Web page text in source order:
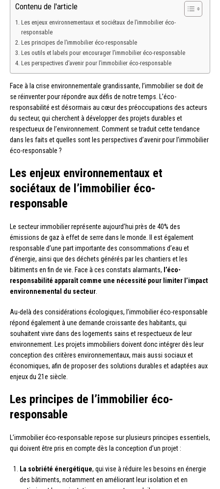
Contenu de l'article
Les enjeux environnementaux et sociétaux de l’immobilier éco-
responsable
Les principes de l’immobilier éco-responsable
Les outils et labels pour encourager l’immobilier éco-responsable
Les perspectives d’avenir pour l’immobilier éco-responsable
Face à la crise environnementale grandissante, l’immobilier se doit de
se réinventer pour répondre aux défis de notre temps. L’éco-
responsabilité est désormais au cœur des préoccupations des acteurs
du secteur, qui cherchent à développer des projets durables et
respectueux de l’environnement. Comment se traduit cette tendance
dans les faits et quelles sont les perspectives d’avenir pour l’immobilier
éco-responsable ?
Les enjeux environnementaux et
sociétaux de l’immobilier éco-
responsable
Le secteur immobilier représente aujourd’hui près de 40% des
émissions de gaz à effet de serre dans le monde. Il est également
responsable d’une part importante des consommations d’eau et
d’énergie, ainsi que des déchets générés par les chantiers et les
bâtiments en fin de vie. Face à ces constats alarmants, l’éco-
responsabilité apparaît comme une nécessité pour limiter l’impact
environnemental du secteur.
Au-delà des considérations écologiques, l’immobilier éco-responsable
répond également à une demande croissante des habitants, qui
souhaitent vivre dans des logements sains et respectueux de leur
environnement. Les projets immobiliers doivent donc intégrer dès leur
conception des critères environnementaux, mais aussi sociaux et
économiques, afin de proposer des solutions durables et adaptées aux
enjeux du 21e siècle.
Les principes de l’immobilier éco-
responsable
L’immobilier éco-responsable repose sur plusieurs principes essentiels,
qui doivent être pris en compte dès la conception d’un projet :
La sobriété énergétique, qui vise à réduire les besoins en énergie
des bâtiments, notamment en améliorant leur isolation et en